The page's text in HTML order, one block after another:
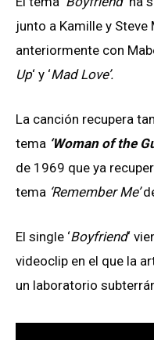
junto a Kamille y Steve
anteriormente con
Up‘ y ‘Mad Love’.
La canción recupera
tema ‘Woman of the
de 1969 que ya
tema ‘Remember Me’
El single ‘Boyfriend‘
videoclip en el que la
un laboratorio